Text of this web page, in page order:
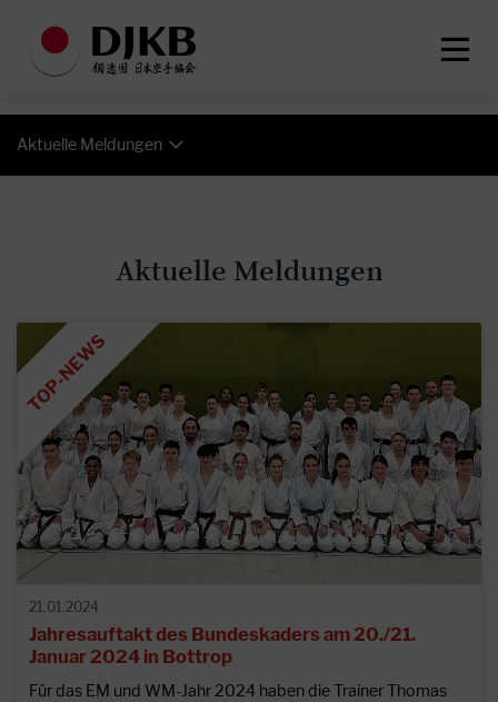
Aktuelle Meldungen
Aktuelle Meldungen
21.01.2024
Jahresauftakt des Bundeskaders am 20./21.
Januar 2024 in Bottrop
Für das EM und WM-Jahr 2024 haben die Trainer Thomas